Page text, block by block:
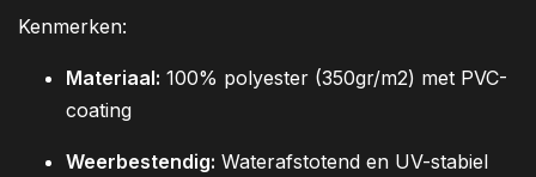
Kenmerken:
Materiaal: 100% polyester (350gr/m2) met PVC-
coating
Weerbestendig: Waterafstotend en UV-stabiel